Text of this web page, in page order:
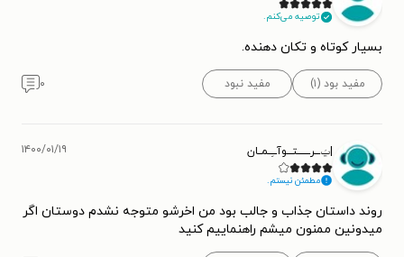
توصیه می‌کنم.
بسیار کوتاه و تکان دهنده.
مفید بود (۱) مفید نبود ۰
|ݐَـــرـــــــتـــوآـــِــمــان
مطمئن نیستم.
۱۴۰۰/۰۱/۱۹
روند داستان جذاب و جالب بود من اخرشو متوجه نشدم دوستان اگر
میدونین ممنون میشم راهنماییم کنید